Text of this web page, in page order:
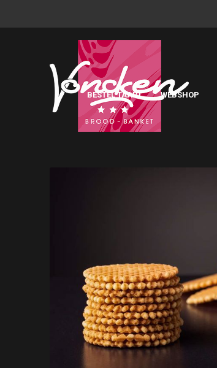
BESTEL TAART WEBSHOP